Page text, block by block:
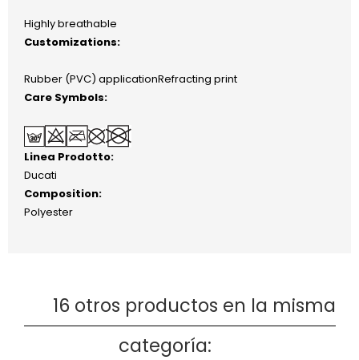
Highly breathable
Customizations:
Rubber (PVC) applicationRefracting print
Care Symbols:
Linea Prodotto:
Ducati
Composition:
Polyester
16 otros productos en la misma
categoría: